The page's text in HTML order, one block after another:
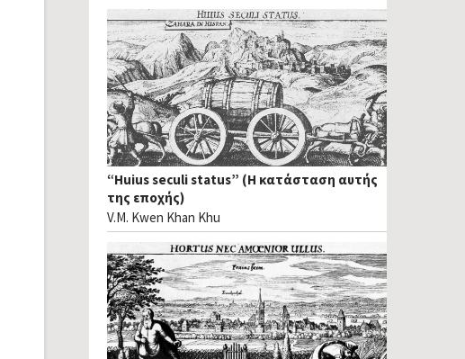
“Huius seculi status” (Η κατάσταση αυτής
της εποχής)
V.M. Kwen Khan Khu